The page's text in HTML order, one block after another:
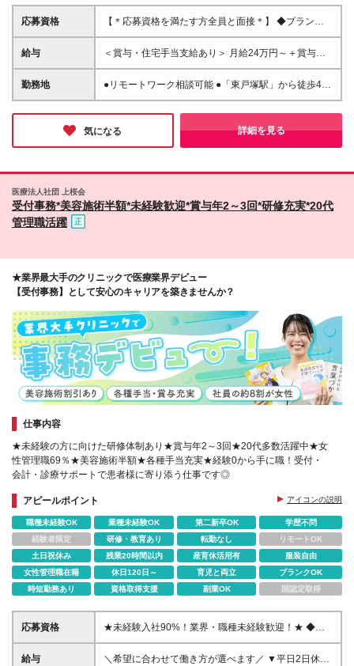
応募資格
【＊応募資格を満たす方全員と面接＊】 ◆ブランク
も歓迎 ◆何らか事務経験 ※経理経験はなくてもOKで
す！ ◆基本的なパソコン操作ができる方（Word、
給与
＜賞与・住宅手当支給あり＞ 月給24万円～＋賞与＋
各種手当 ※給与は、経験・スキル・保有資格などによ
って決定します ※残業代は別途支給いたします ※月給
勤務地
●リモートワーク相談可能 ●「東戸塚駅」から徒歩4分
●車通勤可能（駐車場無料） ＜本部＞ 神奈川県横浜市
戸塚区品濃町513-7 ※転勤なし 変更の範囲：上記を除
く当社関連勤務地
気になる 詳細を見る
医療法人社団 上桜会
受付事務*美容施術半額*未経験歓迎*賞与年2～3回*研修充実*20代
管理職活躍
★業界最大手のクリニックで医療業界デビュー
【受付事務】として安心のキャリアを築きませんか？
仕事内容
★未経験の方に向けた研修体制あり★賞与年2～3回★20代多数活躍中★女
性管理職69％★美容施術半額★各種手当充実★経験0から手に職！受付・
会計・診療サポートで患者様に寄り添う仕事です◎
アピールポイント アイコンの説明
職種未経験OK 業種未経験OK 第二新卒OK
学歴不問
経験者限定
研修・教育あり 転勤なし
リモートOK
土日祝休み
残業20時間以内 産育休活用有
服装自由
女性管理職在籍
休日120日～ 育児と両立
ブランクOK
時短勤務あり
資格取得支援 副業OK 国認定取得
応募資格
★未経験入社90%！業界・職種未経験歓迎！★ ◆第
二新卒・ブランクのある方もOK ◆学歴不問 ◆1年以
上の社会人経験をお持ちの方 ●医療業界や事務の経験
給与
＼希望に合わせて働き方が選べます／ ▼平日2日休み